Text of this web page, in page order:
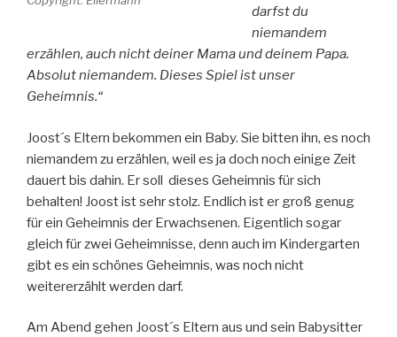
darfst du
niemandem
erzählen, auch nicht deiner Mama und deinem Papa.
Absolut niemandem. Dieses Spiel ist unser
Geheimnis.“
Joost´s Eltern bekommen ein Baby. Sie bitten ihn, es noch
niemandem zu erzählen, weil es ja doch noch einige Zeit
dauert bis dahin. Er soll dieses Geheimnis für sich
behalten! Joost ist sehr stolz. Endlich ist er groß genug
für ein Geheimnis der Erwachsenen. Eigentlich sogar
gleich für zwei Geheimnisse, denn auch im Kindergarten
gibt es ein schönes Geheimnis, was noch nicht
weitererzählt werden darf.
Am Abend gehen Joost´s Eltern aus und sein Babysitter